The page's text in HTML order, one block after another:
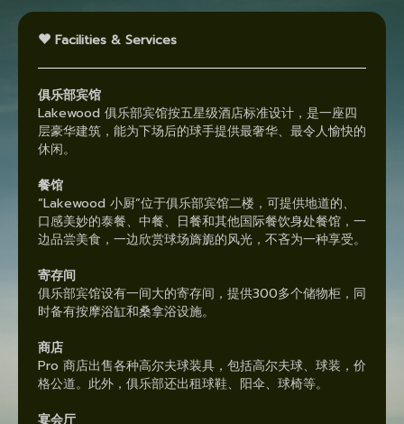
Facilities & Services
俱乐部宾馆
Lakewood 俱乐部宾馆按五星级酒店标准设计，是一座四
层豪华建筑，能为下场后的球手提供最奢华、最令人愉快的
休闲。
餐馆
“Lakewood 小厨”位于俱乐部宾馆二楼，可提供地道的、
口感美妙的泰餐、中餐、日餐和其他国际餐饮身处餐馆，一
边品尝美食，一边欣赏球场旖旎的风光，不吝为一种享受。
寄存间
俱乐部宾馆设有一间大的寄存间，提供300多个储物柜，同
时备有按摩浴缸和桑拿浴设施。
商店
Pro 商店出售各种高尔夫球装具，包括高尔夫球、球装，价
格公道。此外，俱乐部还出租球鞋、阳伞、球椅等。